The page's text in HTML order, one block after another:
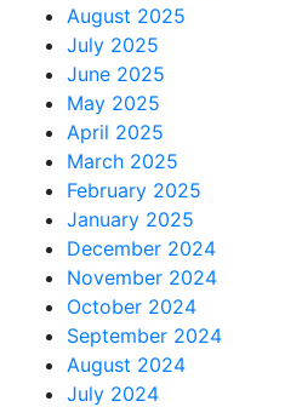
August 2025
July 2025
June 2025
May 2025
April 2025
March 2025
February 2025
January 2025
December 2024
November 2024
October 2024
September 2024
August 2024
July 2024